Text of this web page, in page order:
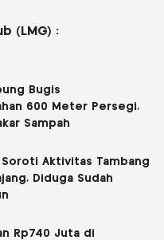
(LMG) :
Bugis
600 Meter Persegi,
Sampah
Soroti Aktivitas Tambang
Diduga Sudah
Rp740 Juta di